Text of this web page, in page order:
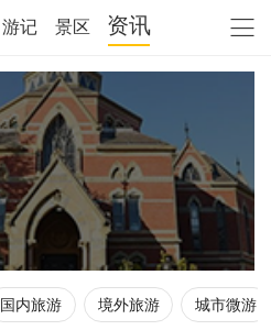
游记 景区 资讯
国内旅游 境外旅游 城市微游